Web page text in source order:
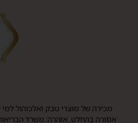
אסורה בהחלט. אזהרה: משרד